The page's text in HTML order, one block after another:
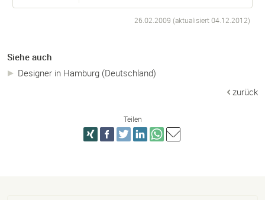
26.02.2009 (aktualisiert04.12.2012)
Siehe auch
Designer in Hamburg (Deutschland)
zurück
Teilen